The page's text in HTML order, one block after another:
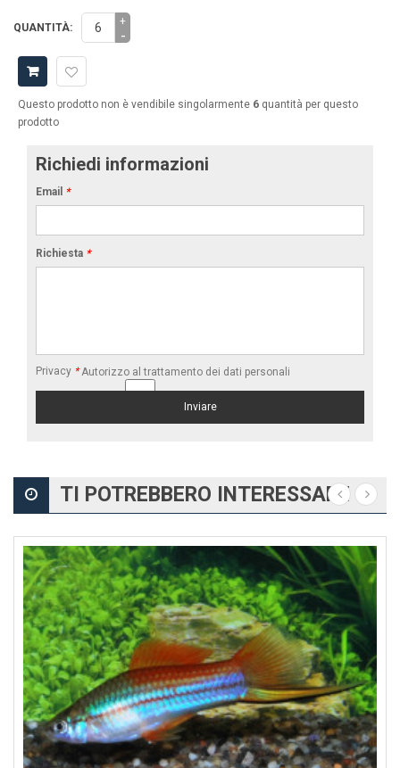
QUANTITÀ: +
-
Questo prodotto non è vendibile singolarmente 6 quantità per questo
prodotto
Richiedi informazioni
Email *
Richiesta *
Privacy * Autorizzo al trattamento dei dati personali
TI POTREBBERO INTERESSARE